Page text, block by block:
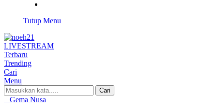
Tutup Menu
LIVESTREAM
Terbaru
Trending
Cari
Menu
Cari
Gema Nusa